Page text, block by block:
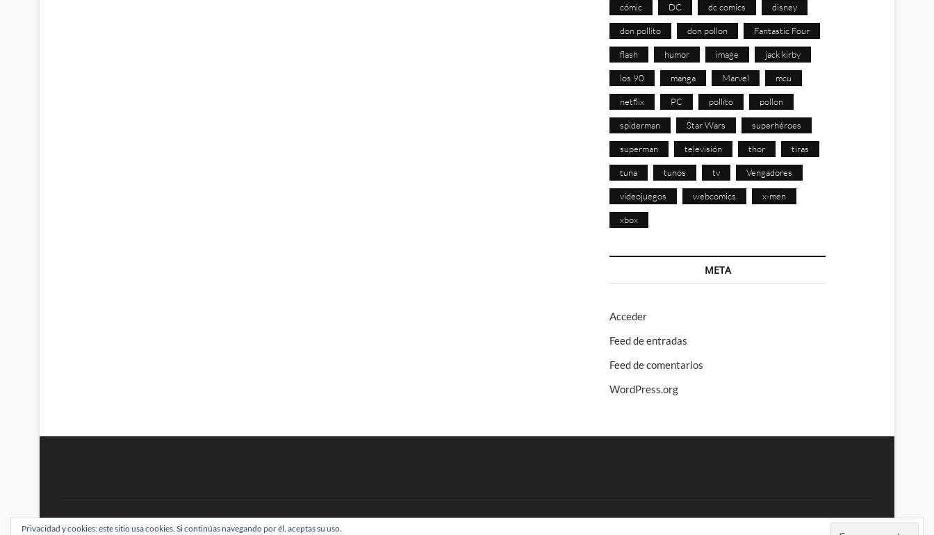
cómic DC dc comics disney
don pollito don pollon Fantastic Four
flash humor image jack kirby
los 90 manga Marvel mcu
netflix PC pollito pollon
spiderman Star Wars superhéroes
superman televisión thor tiras
tuna tunos tv Vengadores
videojuegos webcomics x-men
xbox
META
Acceder
Feed de entradas
Feed de comentarios
WordPress.org
BRAINSTOMPING| Diseñado por:Theme Freesia|WordPress| © Todos los derechos reservados
Privacidad y cookies: este sitio usa cookies. Si continúas navegando por él, aceptas su uso.